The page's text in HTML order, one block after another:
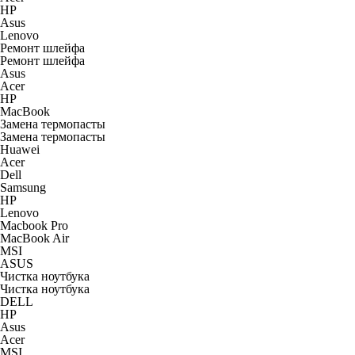
HP
Asus
Lenovo
Ремонт шлейфа
Ремонт шлейфа
Asus
Acer
HP
MacBook
Замена термопасты
Замена термопасты
Huawei
Acer
Dell
Samsung
HP
Lenovo
Macbook Pro
MacBook Air
MSI
ASUS
Чистка ноутбука
Чистка ноутбука
DELL
HP
Asus
Acer
MSI